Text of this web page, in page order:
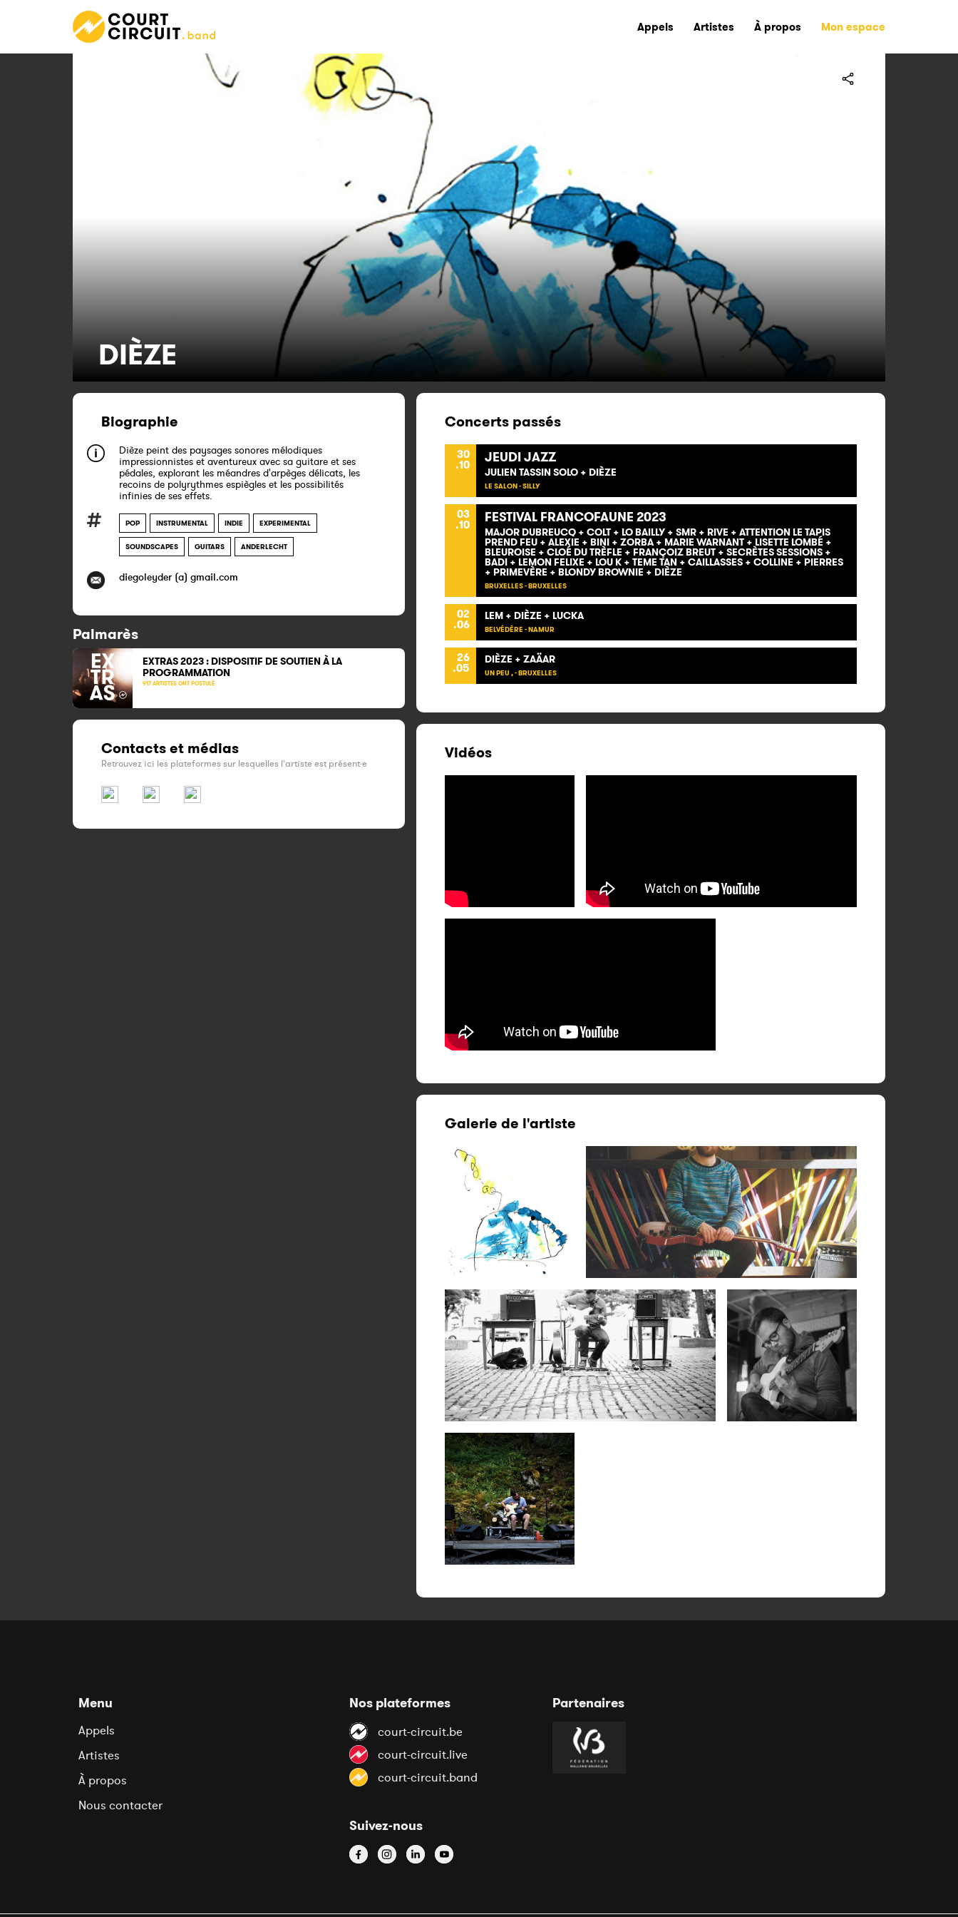
Appels Artistes À propos Mon espace
DIÈZE
Biographie
Dièze peint des paysages sonores mélodiques
impressionnistes et aventureux avec sa guitare et ses
pédales, explorant les méandres d'arpèges délicats, les
recoins de polyrythmes espiègles et les possibilités
infinies de ses effets.
POP INSTRUMENTAL INDIE EXPERIMENTAL
SOUNDSCAPES GUITARS ANDERLECHT
diegoleyder (a) gmail.com
Palmarès
EXTRAS 2023 : DISPOSITIF DE SOUTIEN À LA
PROGRAMMATION
917 ARTISTES ONT POSTULÉ
Contacts et médias
Retrouvez ici les plateformes sur lesquelles l'artiste est présent·e
Concerts passés
30
.10 JEUDI JAZZ
JULIEN TASSIN SOLO + DIÈZE
LE SALON - SILLY
03
.10 FESTIVAL FRANCOFAUNE 2023
MAJOR DUBREUCQ + COLT + LO BAILLY + SMR + RIVE + ATTENTION LE TAPIS
PREND FEU + ALEXIE + BINI + ZORBA + MARIE WARNANT + LISETTE LOMBÉ +
BLEUROISE + CLOÉ DU TRÈFLE + FRANÇOIZ BREUT + SECRÈTES SESSIONS +
BADI + LEMON FELIXE + LOU K + TEME TAN + CAILLASSES + COLLINE + PIERRES
+ PRIMEVÈRE + BLONDY BROWNIE + DIÈZE
BRUXELLES - BRUXELLES
02
.06
LEM + DIÈZE + LUCKA
BELVÉDÈRE - NAMUR
26
.05
DIÈZE + ZAÄAR
UN PEU , - BRUXELLES
Vidéos
Galerie de l'artiste
Menu
Appels
Artistes
À propos
Nous contacter
Nos plateformes
court-circuit.be
court-circuit.live
court-circuit.band
Suivez-nous
Partenaires